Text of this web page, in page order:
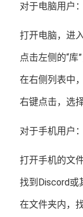
对于电脑用户：
打开电脑，进
点击左侧的“库
在右侧列表中
右键点击，选择
对于手机用户：
打开手机的文
找到Discord或
在文件夹内，